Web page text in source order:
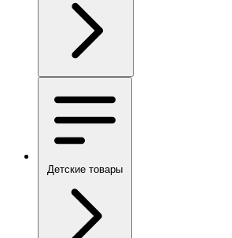
Детские товары